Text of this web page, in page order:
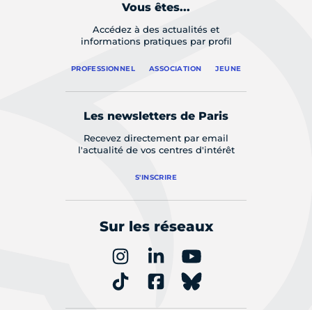
Vous êtes...
Accédez à des actualités et
informations pratiques par profil
PROFESSIONNEL ASSOCIATION JEUNE
Les newsletters de Paris
Recevez directement par email
l'actualité de vos centres d'intérêt
S'INSCRIRE
Sur les réseaux